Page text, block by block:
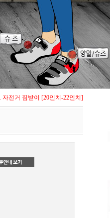
전거 짐받이 [20인치-22인치]